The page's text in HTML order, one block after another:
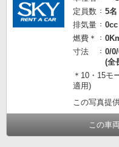
定員数
5名
排気量
0cc
燃費＊
寸法
0/
(全
＊10・15
適用)
この写真提
この車